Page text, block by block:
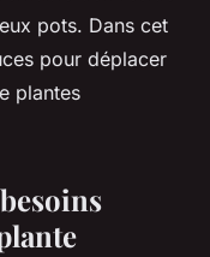
pots. Dans cet
pour déplacer
plantes